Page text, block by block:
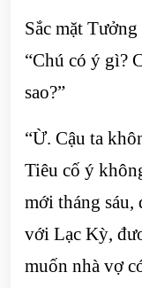
Sắc mặt
“Chú có ý gì?
sao?”
“Ừ. Cậu ta
Tiêu cố ý
mới tháng sáu,
với Lạc Kỳ,
muốn nhà vợ